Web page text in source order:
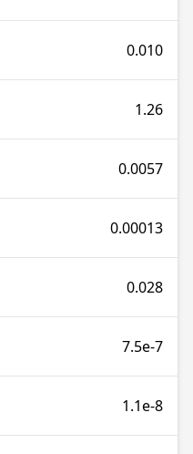
0.010
1.26
0.0057
0.00013
0.028
7.5e-7
1.1e-8